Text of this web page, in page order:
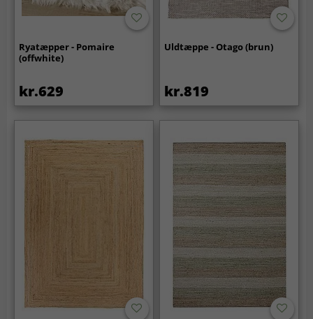
Ryatæpper - Pomaire
(offwhite)
kr.629
Uldtæppe - Otago (brun)
kr.819